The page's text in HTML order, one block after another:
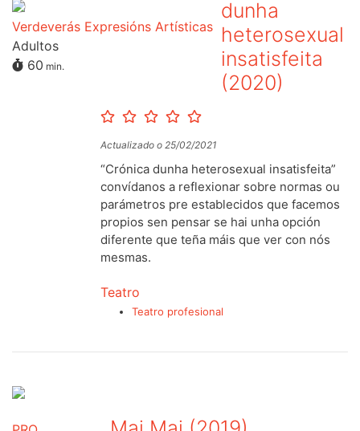
Verdeverás Expresións Artísticas
Adultos
60 min.
dunha
heterosexual
insatisfeita
(2020)
Actualizado o 25/02/2021
“Crónica dunha heterosexual insatisfeita”
convídanos a reflexionar sobre normas ou
parámetros pre establecidos que facemos
propios sen pensar se hai unha opción
diferente que teña máis que ver con nós
mesmas.
Teatro
Teatro profesional